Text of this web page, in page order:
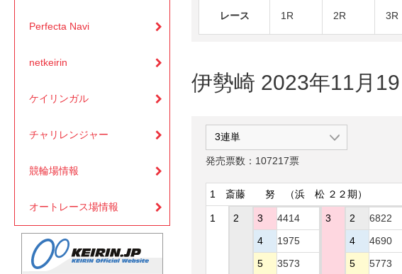
Perfecta Navi
netkeirin
ケイリンガル
チャリレンジャー
競輪場情報
オートレース場情報
レース 1R 2R 3R
伊勢崎 2023年11月
発売票数：107217票
1 斎藤 努 （浜 松 ２２期）
1 2 3
4414
4
1975
5
3573
3 2
6822
4
4690
5
5773